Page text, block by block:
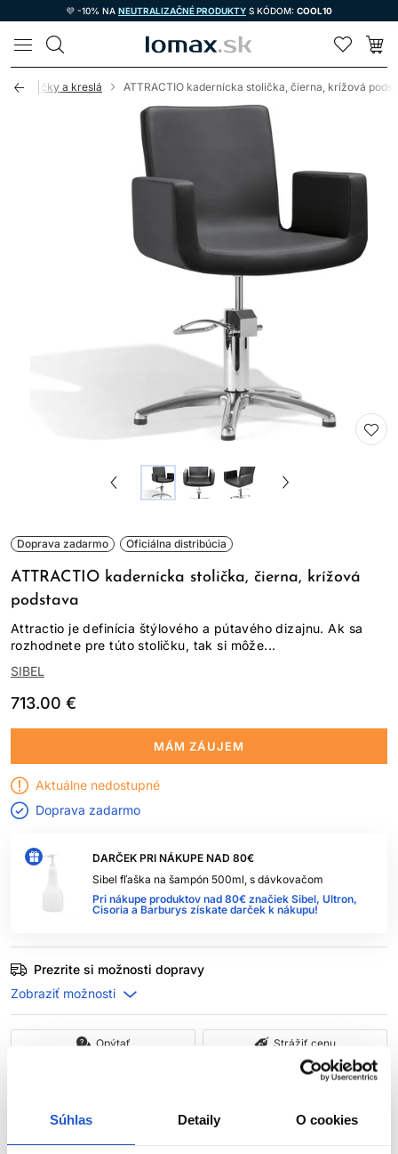
Súhlas Detaily O cookies
💜 -10% NA NEUTRALIZAČNÉ PRODUKTY S KÓDOM: COOL10
LOMAX
stoličky a kreslá ATTRACTIO kadernícka stolička, čierna, krížová
Doprava zadarmo Oficiálna distribúcia
ATTRACTIO kadernícka stolička, čierna, krížová
podstava
Attractio je definícia štýlového a pútavého dizajnu. Ak sa
rozhodnete pre túto stoličku, tak si môže...
SIBEL
713.00 €
DARČEK PRI NÁKUPE NAD 80€
Sibel fľaška na šampón 500ml, s dávkovačom
Pri nákupe produktov nad 80€ značiek Sibel, Ultron,
Cisoria a Barburys získate darček k nákupu!
MÁM ZÁUJEM
Aktuálne nedostupné
Doprava zadarmo
Prezrite si možnosti dopravy
Opýtať Strážiť cenu